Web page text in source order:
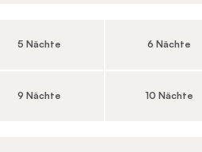
5 Nächte 6 Nächte
9 Nächte 10 Nächte